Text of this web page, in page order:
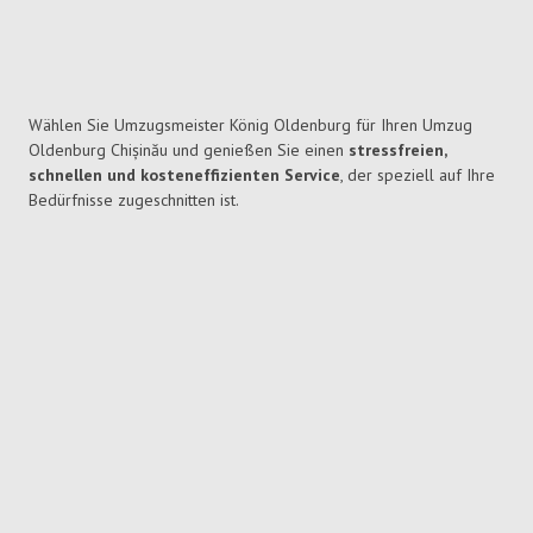
Wählen Sie Umzugsmeister König Oldenburg für Ihren Umzug
Oldenburg Chișinău und genießen Sie einen stressfreien,
schnellen und kosteneffizienten Service, der speziell auf Ihre
Bedürfnisse zugeschnitten ist.